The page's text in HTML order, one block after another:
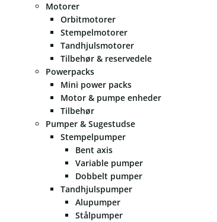
Motorer
Orbitmotorer
Stempelmotorer
Tandhjulsmotorer
Tilbehør & reservedele
Powerpacks
Mini power packs
Motor & pumpe enheder
Tilbehør
Pumper & Sugestudse
Stempelpumper
Bent axis
Variable pumper
Dobbelt pumper
Tandhjulspumper
Alupumper
Stålpumper